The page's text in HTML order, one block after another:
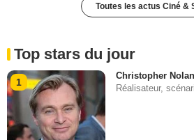
Toutes les actus Ciné &
Top stars du jour
1
Christopher Nolan
Réalisateur,